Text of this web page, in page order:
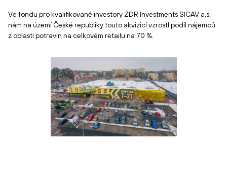
Ve fondu pro kvalifikované investory ZDR Investments SICAV a.s.
nám na území České republiky touto akvizicí vzrostl podíl nájemců
z oblasti potravin na celkovém retailu na 70 %.